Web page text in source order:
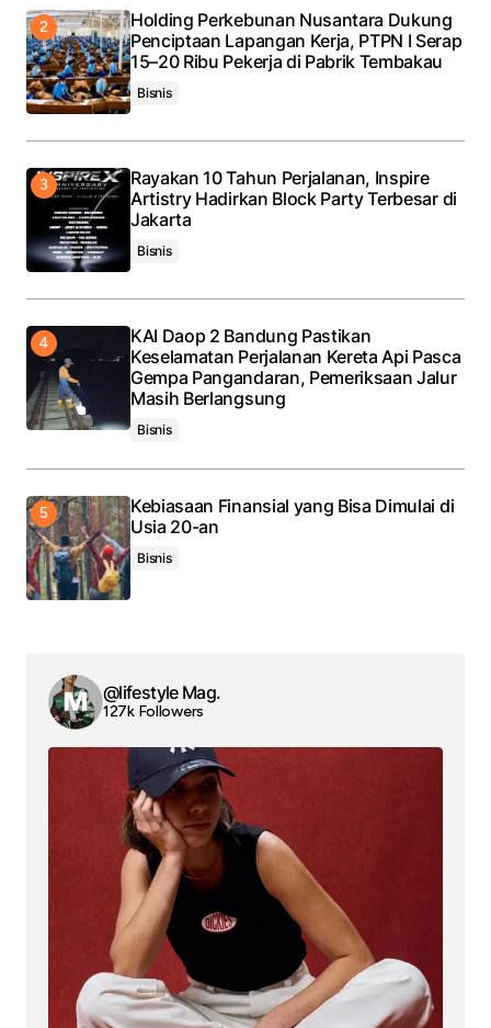
Holding Perkebunan Nusantara Dukung
Penciptaan Lapangan Kerja, PTPN I Serap
15–20 Ribu Pekerja di Pabrik Tembakau
Bisnis
Rayakan 10 Tahun Perjalanan, Inspire
Artistry Hadirkan Block Party Terbesar di
Jakarta
Bisnis
KAI Daop 2 Bandung Pastikan
Keselamatan Perjalanan Kereta Api Pasca
Gempa Pangandaran, Pemeriksaan Jalur
Masih Berlangsung
Bisnis
Kebiasaan Finansial yang Bisa Dimulai di
Usia 20-an
Bisnis
@lifestyle Mag.
127k Followers